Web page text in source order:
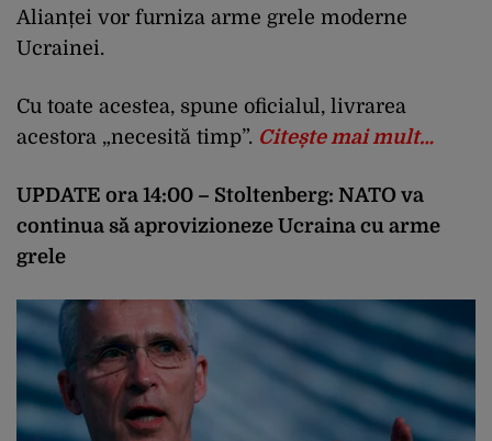
Alianței vor furniza arme grele moderne
Ucrainei.
Cu toate acestea, spune oficialul, livrarea
acestora „necesită timp”. Citește mai mult…
UPDATE ora 14:00 – Stoltenberg: NATO va
continua să aprovizioneze Ucraina cu arme
grele